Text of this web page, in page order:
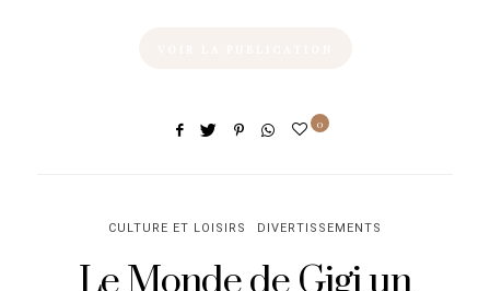
0
CULTURE ET LOISIRS DIVERTISSEMENTS